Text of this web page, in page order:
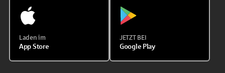
Laden im
App Store
JETZT BEI
Google Play